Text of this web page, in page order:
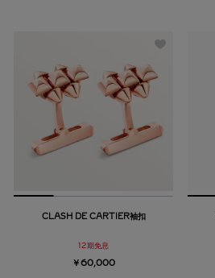
CLASH DE CARTIER袖扣
12期免息
￥60,000